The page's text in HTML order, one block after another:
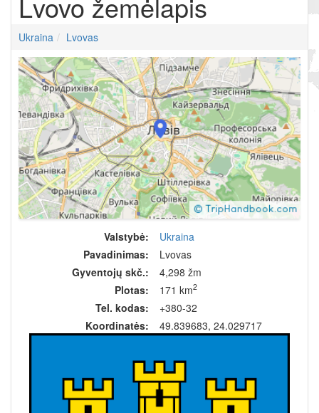
Ukraina Lvovas
Valstybė:
Ukraina
Pavadinimas:
Lvovas
Gyventojų skč.:
4,298 žm
Plotas:
171 km2
Tel. kodas:
+380-32
Koordinatės:
49.839683, 24.029717